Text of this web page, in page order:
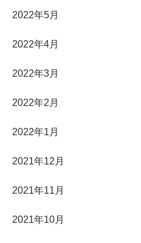
2022年5月
2022年4月
2022年3月
2022年2月
2022年1月
2021年12月
2021年11月
2021年10月